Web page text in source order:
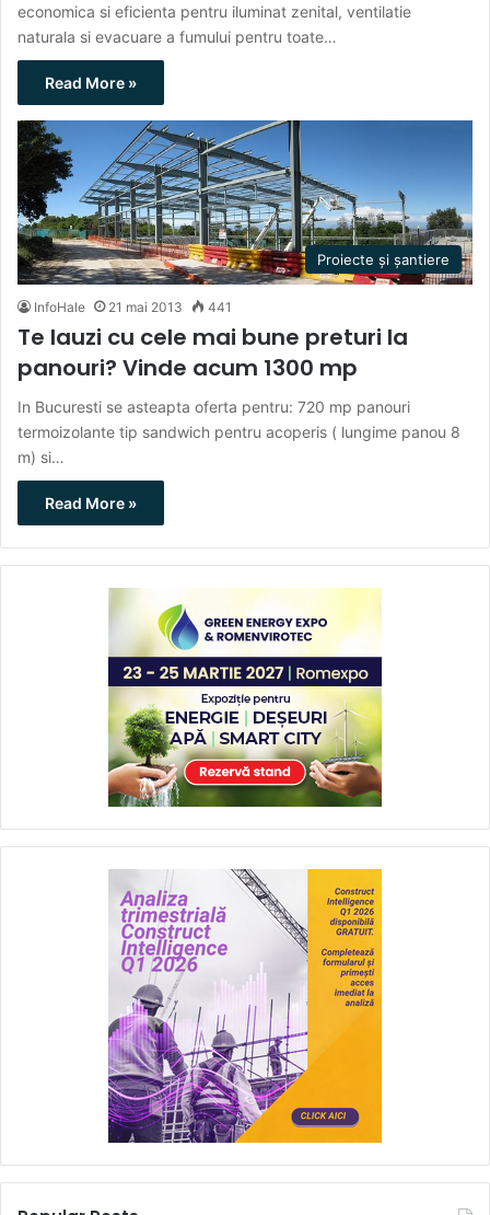
economica si eficienta pentru iluminat zenital, ventilatie
naturala si evacuare a fumului pentru toate…
Read More »
Proiecte și șantiere
InfoHale 21 mai 2013 441
Te lauzi cu cele mai bune preturi la
panouri? Vinde acum 1300 mp
In Bucuresti se asteapta oferta pentru: 720 mp panouri
termoizolante tip sandwich pentru acoperis ( lungime panou 8
m) si…
Read More »